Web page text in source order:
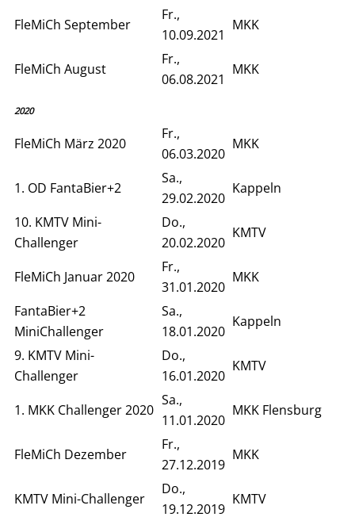
FleMiCh September
Fr.,
10.09.2021
MKK
FleMiCh August
Fr.,
06.08.2021
MKK
2020
FleMiCh März 2020
Fr.,
06.03.2020
MKK
1. OD FantaBier+2
Sa.,
29.02.2020
Kappeln
10. KMTV Mini-
Challenger
Do.,
20.02.2020
KMTV
FleMiCh Januar 2020
Fr.,
31.01.2020
MKK
FantaBier+2
MiniChallenger
Sa.,
18.01.2020
Kappeln
9. KMTV Mini-
Challenger
Do.,
16.01.2020
KMTV
1. MKK Challenger 2020
Sa.,
11.01.2020
MKK Flensburg
FleMiCh Dezember
Fr.,
27.12.2019
MKK
KMTV Mini-Challenger
Do.,
19.12.2019
KMTV